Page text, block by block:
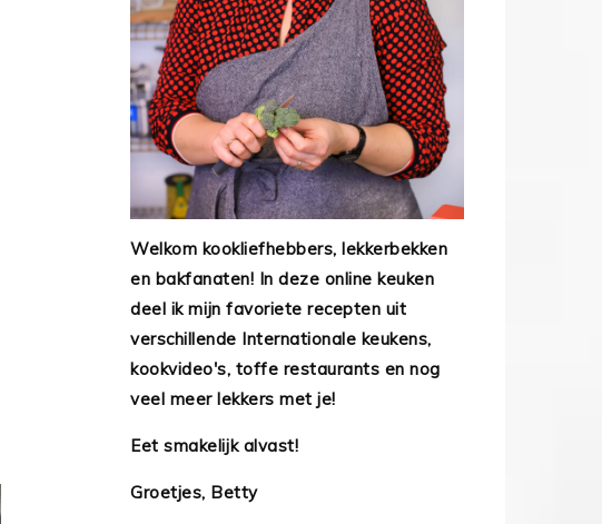
Welkom kookliefhebbers, lekkerbekken
en bakfanaten! In deze online keuken
deel ik mijn favoriete recepten uit
verschillende Internationale keukens,
kookvideo's, toffe restaurants en nog
veel meer lekkers met je!
Eet smakelijk alvast!
Groetjes, Betty